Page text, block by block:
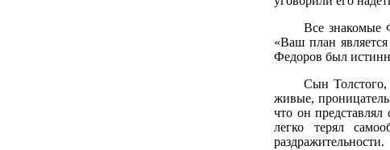
Все знакомые
«Ваш план
Федоров был
Сын
живые,
что он
легко терял
раздражительности.